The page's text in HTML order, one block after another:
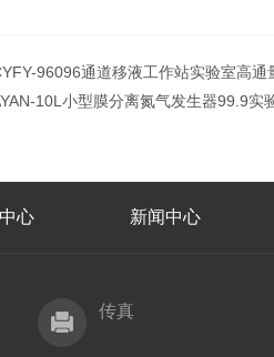
96096通道移液工作站实验室高通
10L小型膜分离氮气发生器99.9实
心 新闻中心
传真